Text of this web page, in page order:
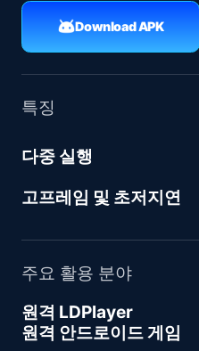
Download APK
특징
다중 실행
고프레임 및 초저지연
주요 활용 분야
원격 LDPlayer
원격 안드로이드 게임